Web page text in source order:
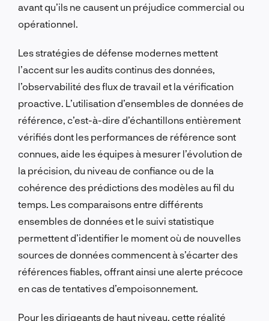
avant qu’ils ne causent un préjudice commercial ou
opérationnel.
Les stratégies de défense modernes mettent
l’accent sur les audits continus des données,
l’observabilité des flux de travail et la vérification
proactive. L’utilisation d’ensembles de données de
référence, c’est-à-dire d’échantillons entièrement
vérifiés dont les performances de référence sont
connues, aide les équipes à mesurer l’évolution de
la précision, du niveau de confiance ou de la
cohérence des prédictions des modèles au fil du
temps. Les comparaisons entre différents
ensembles de données et le suivi statistique
permettent d’identifier le moment où de nouvelles
sources de données commencent à s’écarter des
références fiables, offrant ainsi une alerte précoce
en cas de tentatives d’empoisonnement.
Pour les dirigeants de haut niveau, cette réalité